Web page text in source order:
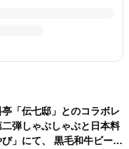
「伝七邸」とのコラボレ
弾しゃぶしゃぶと日本料
」にて、 黒毛和牛ビーフ